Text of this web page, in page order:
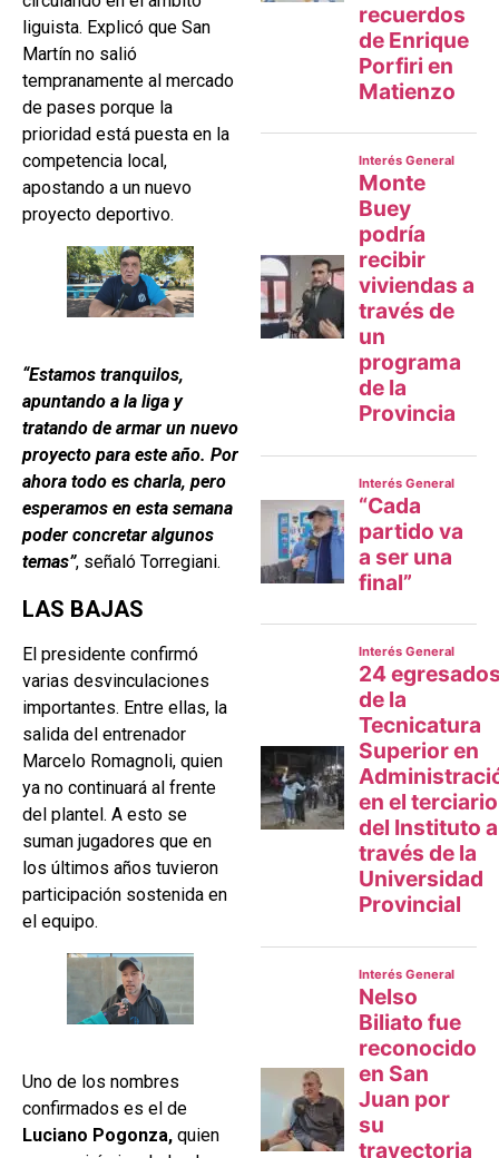
liguista. Explicó que San
Martín no salió
tempranamente al mercado
de pases porque la
prioridad está puesta en la
competencia local,
apostando a un nuevo
proyecto deportivo.
“Estamos tranquilos,
apuntando a la liga y
tratando de armar un nuevo
proyecto para este año. Por
ahora todo es charla, pero
esperamos en esta semana
poder concretar algunos
temas”, señaló Torregiani.
LAS BAJAS
El presidente confirmó
varias desvinculaciones
importantes. Entre ellas, la
salida del entrenador
Marcelo Romagnoli, quien
ya no continuará al frente
del plantel. A esto se
suman jugadores que en
los últimos años tuvieron
participación sostenida en
el equipo.
Uno de los nombres
confirmados es el de
Luciano Pogonza, quien